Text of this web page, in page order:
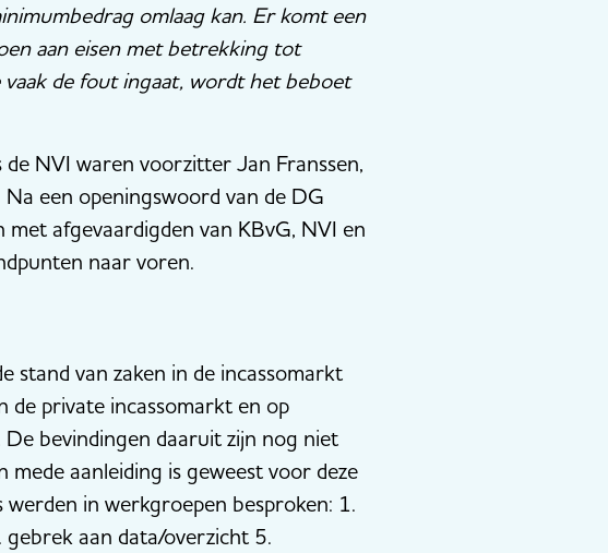
omlaag kan. Er komt een
aan eisen met betrekking tot
de fout ingaat, wordt het beboet
NVI waren voorzitter Jan Franssen,
een openingswoord van de DG
afgevaardigden van KBvG, NVI en
naar voren.
stand van zaken in de incassomarkt
de private incassomarkt en op
bevindingen daaruit zijn nog niet
aanleiding is geweest voor deze
in werkgroepen besproken: 1.
aan data/overzicht 5.